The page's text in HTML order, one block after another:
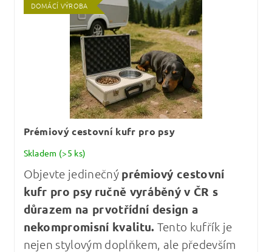
DOMÁCÍ VÝROBA
Prémiový cestovní kufr pro psy
Skladem (>5 ks)
Objevte jedinečný prémiový cestovní
kufr pro psy ručně vyráběný v ČR s
důrazem na prvotřídní design a
nekompromisní kvalitu. Tento kufřík je
nejen stylovým doplňkem, ale především